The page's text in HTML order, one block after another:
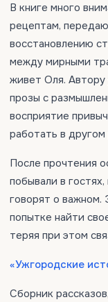
В книге много
рецептам,
восстановлению
между мирными
живет Оля. Автору
прозы с
восприятие
работать в
После прочтения
побывали в
говорят о важном.
попытке найти
теряя при этом
«Ужгородские
Сборник